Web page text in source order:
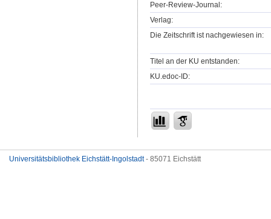
Peer-Review-Journal:
Verlag:
Die Zeitschrift ist nachgewiesen in:
Titel an der KU entstanden:
KU.edoc-ID:
Universitätsbibliothek Eichstätt-Ingolstadt- 85071 Eichstätt